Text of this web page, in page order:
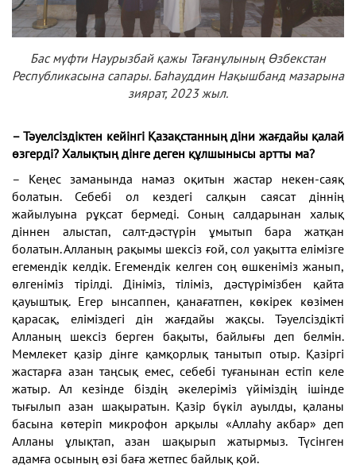
Бас мүфти Наурызбай қажы Тағанұлының Өзбекстан
Республикасына сапары. Баһауддин Нақышбанд мазарына
зиярат, 2023 жыл.
– Тәуелсіздіктен кейінгі Қазақстанның діни жағдайы қалай
өзгерді? Халықтың дінге деген құлшынысы артты ма?
– Кеңес заманында намаз оқитын жастар некен-саяқ
болатын. Себебі ол кездегі салқын саясат діннің
жайылуына рұқсат бермеді. Соның салдарынан халық
діннен алыстап, салт-дәстүрін ұмытып бара жатқан
болатын. Алланың рақымы шексіз ғой, сол уақытта елімізге
егемендік келдік. Егемендік келген соң өшкеніміз жанып,
өлгеніміз тірілді. Дініміз, тіліміз, дәстүрімізбен қайта
қауыштық. Егер ынсаппен, қанағатпен, көкірек көзімен
қарасақ, еліміздегі дін жағдайы жақсы. Тәуелсіздікті
Алланың шексіз берген бақыты, байлығы деп белмін.
Мемлекет қазір дінге қамқорлық танытып отыр. Қазіргі
жастарға азан таңсық емес, себебі туғанынан естіп келе
жатыр. Ал кезінде біздің әкелеріміз үйіміздің ішінде
тығылып азан шақыратын. Қазір бүкіл ауылды, қаланы
басына көтеріп микрофон арқылы «Аллаһу акбар» деп
Алланы ұлықтап, азан шақырып жатырмыз. Түсінген
адамға осының өзі баға жетпес байлық қой.